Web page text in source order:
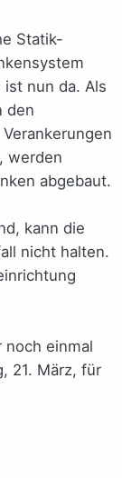
Statik-
nun da. Als
den
werden
abgebaut.
kann die
nicht halten.
noch einmal
21. März, für